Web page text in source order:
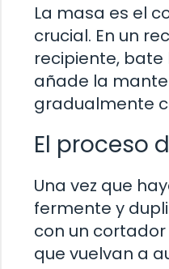
La masa es el
crucial. En un
recipiente, bate
añade la
gradualmente
El proceso
Una vez que
fermente y
con un
que vuelvan a